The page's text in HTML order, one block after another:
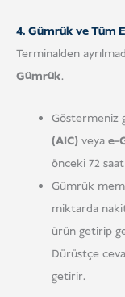
4. Gümrük ve Tüm
Terminalden
Gümrük.
Göstermeniz
(AIC)veya e-
önceki 72
Gümrük
miktarda
ürün getirip
Dürüstçe
getirir.